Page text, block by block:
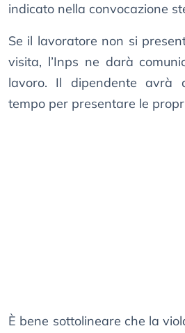
indicato nella convocazione
Se il lavoratore non si
visita, l’Inps ne darà
lavoro. Il dipendente avrà
tempo per presentare le
È bene sottolineare che la